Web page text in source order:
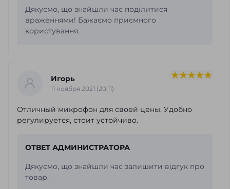
Дякуємо, що знайшли час поділитися
враженнями! Бажаємо приємного
користування.
Игорь
11 ноября 2021 (20:11)
Отличный микрофон для своей цены. Удобно
регулируется, стоит устойчиво.
ОТВЕТ АДМИНИСТРАТОРА
Дякуємо, що знайшли час залишити відгук про
товар.